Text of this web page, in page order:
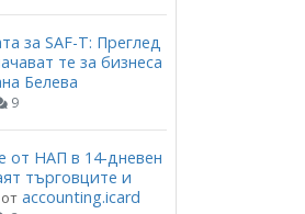
за SAF-T: Преглед
те за бизнеса
Белева
9
от НАП в 14-дневен
търговците и
от accounting.icard